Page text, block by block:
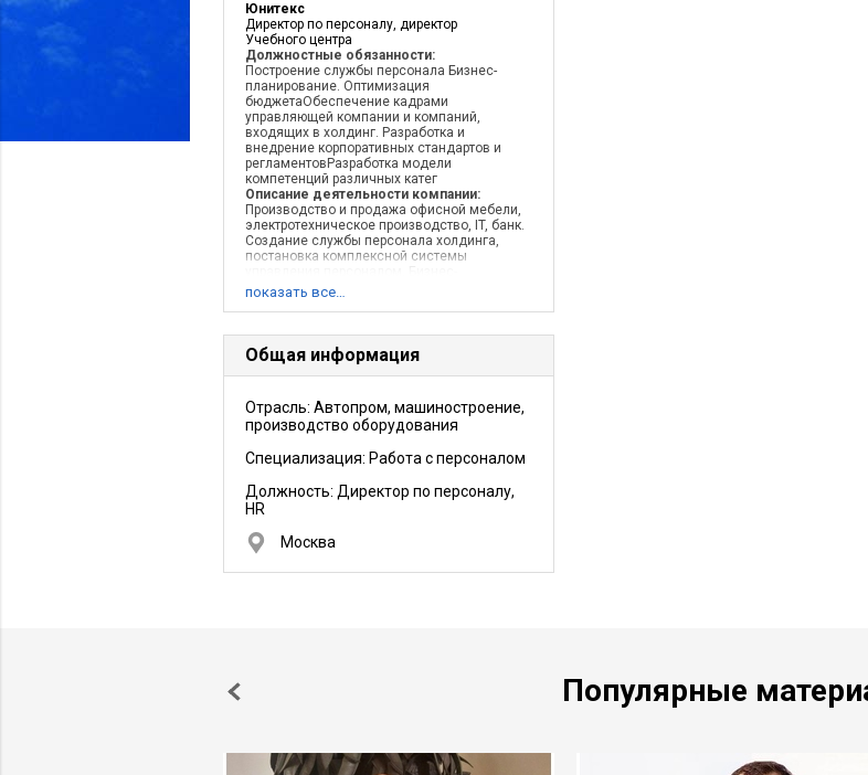
Юнитекс
Директор по персоналу, директор
Учебного центра
Должностные обязанности:
Построение службы персонала Бизнес-
планирование. Оптимизация
бюджетаОбеспечение кадрами
управляющей компании и компаний,
входящих в холдинг. Разработка и
внедрение корпоративных стандартов и
регламентовРазработка модели
компетенций различных катег
Описание деятельности компании:
Производство и продажа офисной мебели,
электротехническое производство, IT, банк.
Создание службы персонала холдинга,
постановка комплексной системы
планирование, бюджетирование. Разработка
показать все…
Общая информация
Отрасль: Автопром, машиностроение,
производство оборудования
Специализация: Работа с персоналом
Должность: Директор по персоналу,
HR
Москва
Популярные